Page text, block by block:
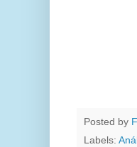
Posted by
Labels: